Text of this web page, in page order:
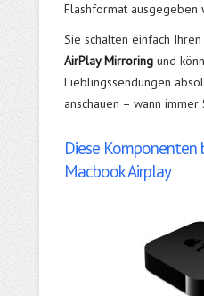
Flashformat ausgegeben
Sie schalten einfach
AirPlay Mirroring und
Lieblingssendungen
anschauen – wann immer
Diese Komponenten
Macbook Airplay